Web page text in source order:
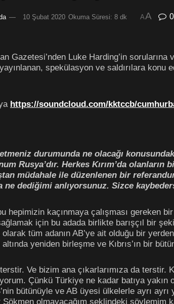
10 Şubat 2020 Okuma Süresi: 8 dk AA 0
Gazetesi’nden Luke Harding’in
spekülasyon ve saldırılara konu
https://soundcloud.com/kktccb/
durumunda ne olacağı
Rusya’dır. Herkes Kırım’da olanların
müdahale ile düzenlenen bir
dediğimi anlıyorsunuz. Sizce
hepimizin kaçınmaya çalışması gereken
için bu adada birlikte barışçıl bir
tüm adanın AB’ye ait olduğu bir
yeniden birleşme ve Kıbrıs’ın bir
Ve bizim ana çıkarlarımıza da terstir.
Çünkü Türkiye ne kadar batıya
bütünüyle ve AB üyesi ülkelerle ayrı ayrı
olmayacağım şeklindeki söylemim